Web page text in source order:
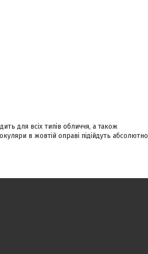
для всіх типів обличчя, а також
в жовтій оправі підійдуть абсолютно